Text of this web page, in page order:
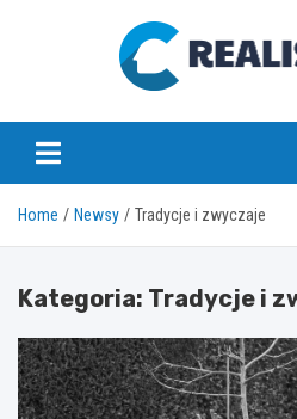
Home Newsy Tradycje i zwyczaje
Kategoria: Tradycje i